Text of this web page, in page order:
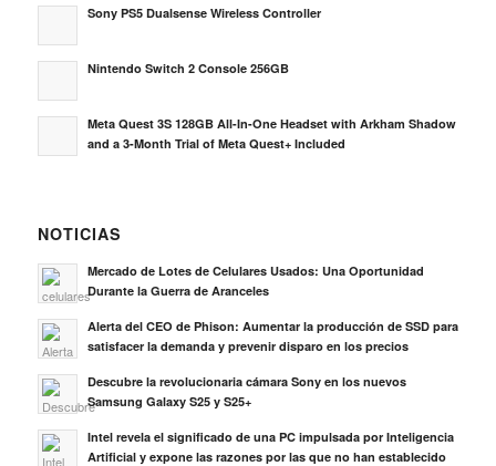
Sony PS5 Dualsense Wireless Controller
Nintendo Switch 2 Console 256GB
Meta Quest 3S 128GB All-In-One Headset with Arkham Shadow
and a 3-Month Trial of Meta Quest+ Included
NOTICIAS
Mercado de Lotes de Celulares Usados: Una Oportunidad
Durante la Guerra de Aranceles
Alerta del CEO de Phison: Aumentar la producción de SSD para
satisfacer la demanda y prevenir disparo en los precios
Descubre la revolucionaria cámara Sony en los nuevos
Samsung Galaxy S25 y S25+
Intel revela el significado de una PC impulsada por Inteligencia
Artificial y expone las razones por las que no han establecido